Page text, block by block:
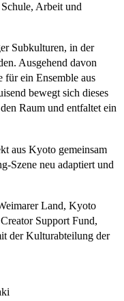
Arbeit und
Subkulturen, in der
Ausgehend davon
für ein Ensemble aus
bewegt sich dieses
Raum und entfaltet ein
aus Kyoto gemeinsam
Szene neu adaptiert und
Land, Kyoto
Support Fund,
der Kulturabteilung der